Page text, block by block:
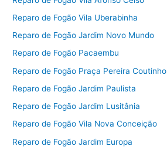
Reparo de Fogão Vila Uberabinha
Reparo de Fogão Jardim Novo Mundo
Reparo de Fogão Pacaembu
Reparo de Fogão Praça Pereira Coutinho
Reparo de Fogão Jardim Paulista
Reparo de Fogão Jardim Lusitânia
Reparo de Fogão Vila Nova Conceição
Reparo de Fogão Jardim Europa